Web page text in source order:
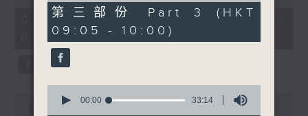
hours,
minutes,
seconds
06/08/2026 - 足本 Full (HKT
07:00 - 10:00)
seconds
00:00 54:30
55
minutes,
4
seconds
第三部份 Part 3 (HKT
09:05 - 10:00)
seconds
00:00 33:14